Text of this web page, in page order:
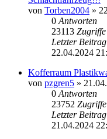
von Torben2004 »
0 Antworten
23113 Zugriffe
Letzter Beitrag
22.04.2024
Kofferraum
von pzgren5 »
0 Antworten
23752 Zugriffe
Letzter Beitrag
21.04.2024